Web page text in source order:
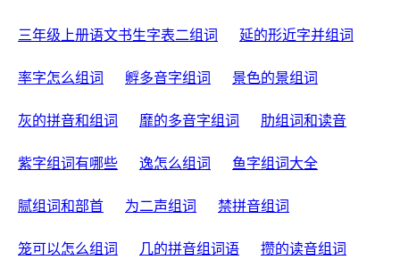
三年级上册语文书生字表二组词 延的形近字并组词
率字怎么组词 孵多音字组词 景色的景组词
灰的拼音和组词 靡的多音字组词 肋组词和读音
紫字组词有哪些 逸怎么组词 鱼字组词大全
腻组词和部首 为二声组词 禁拼音组词
笼可以怎么组词 几的拼音组词语 攒的读音组词